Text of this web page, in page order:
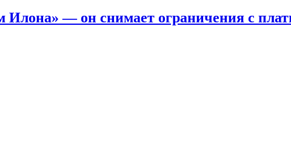
— он снимает ограничения с